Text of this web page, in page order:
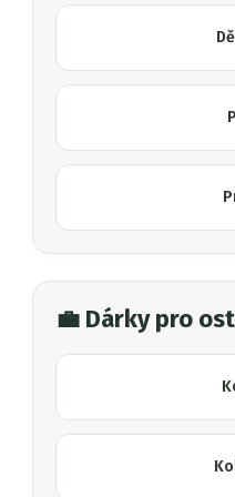
💼 Dárky pro